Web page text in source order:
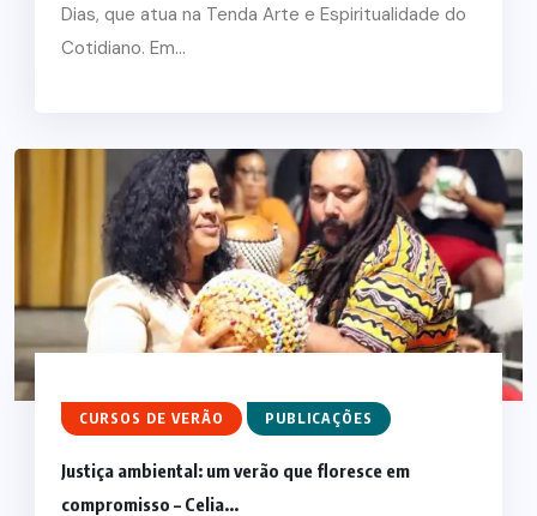
Dias, que atua na Tenda Arte e Espiritualidade do
Cotidiano. Em...
CURSOS DE VERÃO PUBLICAÇÕES
Justiça ambiental: um verão que floresce em
compromisso – Celia...